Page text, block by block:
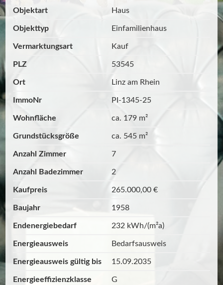
Objektart Haus
Objekttyp Einfamilienhaus
Vermarktungsart Kauf
PLZ 53545
Ort Linz am Rhein
ImmoNr PI-1345-25
Wohnfläche ca. 179 m²
Grundstücksgröße ca. 545 m²
Anzahl Zimmer 7
Anzahl Badezimmer 2
Kaufpreis 265.000,00 €
Baujahr 1958
Endenergiebedarf 232 kWh/(m²a)
Energieausweis Bedarfsausweis
Energieausweis gültig bis 15.09.2035
Energieeffizienzklasse G